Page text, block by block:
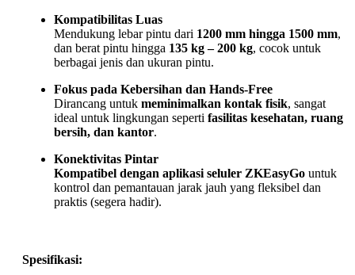
Kompatibilitas Luas
Mendukung lebar pintu dari 1200 mm hingga 1500 mm,
dan berat pintu hingga 135 kg – 200 kg, cocok untuk
berbagai jenis dan ukuran pintu.
Fokus pada Kebersihan dan Hands-Free
Dirancang untuk meminimalkan kontak fisik, sangat
ideal untuk lingkungan seperti fasilitas kesehatan, ruang
bersih, dan kantor.
Konektivitas Pintar
Kompatibel dengan aplikasi seluler ZKEasyGo untuk
kontrol dan pemantauan jarak jauh yang fleksibel dan
praktis (segera hadir).
Spesifikasi: